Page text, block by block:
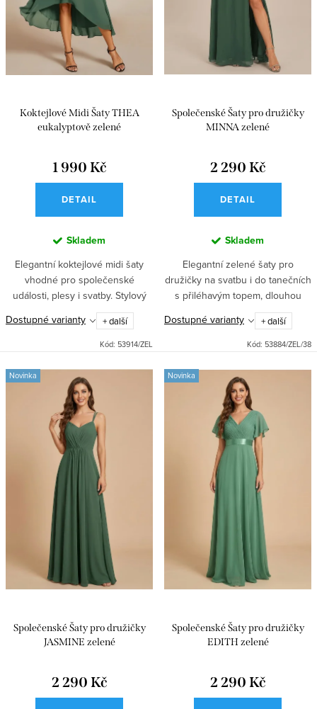
t
ů
k
t
ů
Koktejlové Midi Šaty THEA
eukalyptově zelené
1 990 Kč
DETAIL
Skladem
Elegantní koktejlové midi šaty
vhodné pro společenské
události, plesy i svatby. Stylový
zelený odstín vynikne také na
zahradní párty. Skvělá volba pro
každou slavnostní...
Dostupné varianty + další
Kód: 53914/ZEL
Společenské Šaty pro družičky
MINNA zelené
2 290 Kč
DETAIL
Skladem
Elegantní zelené šaty pro
družičky na svatbu i do tanečních
s přiléhavým topem, dlouhou
sukní a ozdobným šněrováním.
Vyztužená hrudní část, úzká
ramínka a praktické zipové...
Dostupné varianty + další
Kód: 53884/ZEL/38
Novinka
Společenské Šaty pro družičky
JASMINE zelené
2 290 Kč
Novinka
Společenské Šaty pro družičky
EDITH zelené
2 290 Kč